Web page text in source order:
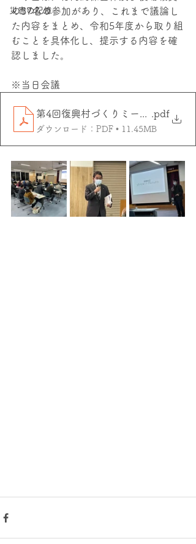
災害の記憶
の37名の参加があり、これまで議論し
た内容をまとめ、令和5年度から取り組
むことを具体化し、提示する内容を確
認しました。
※当日会議
第4回復興村づくりミーティング資料
.pdf
ダウンロード：PDF • 11.45MB